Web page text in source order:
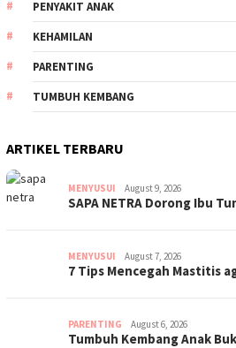
PENYAKIT ANAK
KEHAMILAN
PARENTING
TUMBUH KEMBANG
ARTIKEL TERBARU
MENYUSUI August 9, 2026
SAPA NETRA Dorong Ibu
MENYUSUI August 7, 2026
7 Tips Mencegah Mastitis
PARENTING August 6, 2026
Tumbuh Kembang Anak